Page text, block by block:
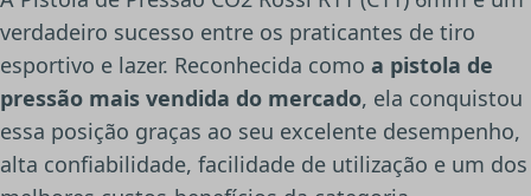
verdadeiro sucesso entre os praticantes de tiro
esportivo e lazer. Reconhecida como a pistola de
pressão mais vendida do mercado, ela conquistou
essa posição graças ao seu excelente desempenho,
alta confiabilidade, facilidade de utilização e um dos